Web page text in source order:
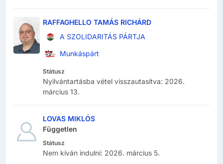
RAFFAGHELLO TAMÁS RICHÁRD
A SZOLIDARITÁS PÁRTJA
Munkáspárt
Státusz
Nyilvántartásba vétel visszautasítva: 2026.
március 13.
LOVAS MIKLÓS
Független
Státusz
Nem kíván indulni: 2026. március 5.